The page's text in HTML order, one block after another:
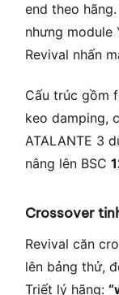
end theo
nhưng
Revival nhấn
Cấu trúc gồm
keo damping,
ATALANTE 3
nâng lên BSC
Crossover
Revival căn
lên bảng thử,
Triết lý hãng: